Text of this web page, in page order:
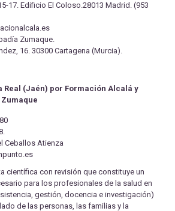
17. Edificio El Coloso.28013 Madrid. (953
Zumaque.
16. 30300 Cartagena (Murcia).
Real (Jaén) por Formación Alcalá y
Ceballos Atienza
científica con revisión que constituye un
para los profesionales de la salud en
gestión, docencia e investigación)
de las personas, las familias y la